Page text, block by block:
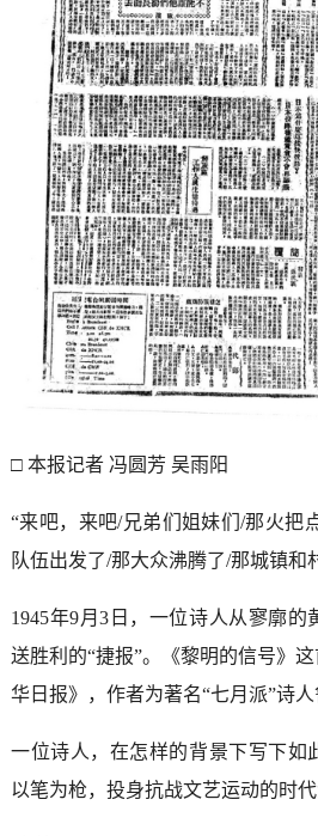
□ 本报记者 冯圆芳 吴雨阳
“来吧，来吧/兄弟们姐妹们/那火把
队伍出发了/那大众沸腾了/那城镇
1945年9月3日，一位诗人从寥廓
送胜利的“捷报”。《黎明的信号》
华日报》，作者为著名“七月派”诗人
一位诗人，在怎样的背景下写下如
以笔为枪，投身抗战文艺运动的时代